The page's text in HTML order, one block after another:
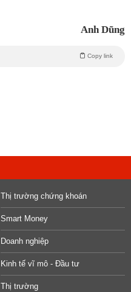
Anh Dũng
Copy link
Thị trường chứng khoán
Smart Money
Doanh nghiệp
Kinh tế vĩ mô - Đầu tư
Thị trường